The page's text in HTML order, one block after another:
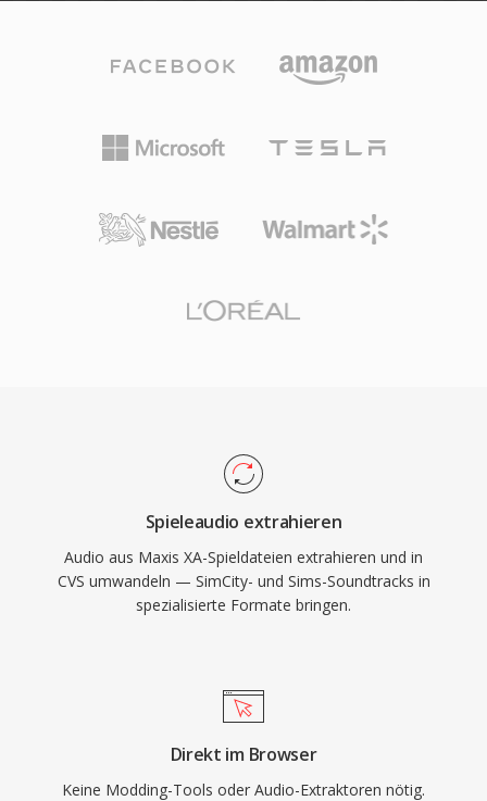
Spieleaudio extrahieren
Audio aus Maxis XA-Spieldateien extrahieren und in
CVS umwandeln — SimCity- und Sims-Soundtracks in
spezialisierte Formate bringen.
Direkt im Browser
Keine Modding-Tools oder Audio-Extraktoren nötig.